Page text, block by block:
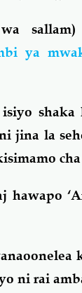
sallam)
ya
shaka
jina la
ni rai